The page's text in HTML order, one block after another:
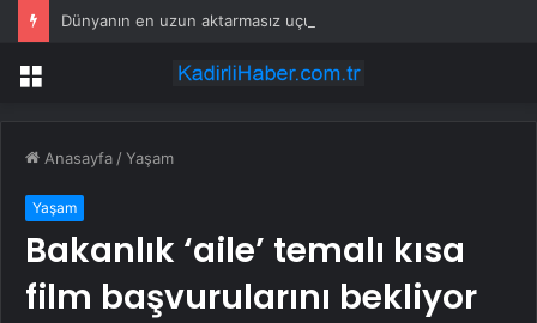
Menü
Anasayfa /Yaşam
Yaşam
Bakanlık ‘aile’ temalı kısa
film başvurularını bekliyor